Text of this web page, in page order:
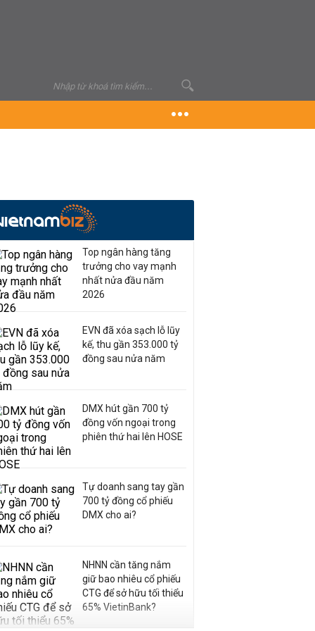
Top ngân hàng tăng
trưởng cho vay mạnh
nhất nửa đầu năm
2026
EVN đã xóa sạch lỗ lũy
kế, thu gần 353.000 tỷ
đồng sau nửa năm
DMX hút gần 700 tỷ
đồng vốn ngoại trong
phiên thứ hai lên HOSE
Tự doanh sang tay gần
700 tỷ đồng cổ phiếu
DMX cho ai?
NHNN cần tăng nắm
giữ bao nhiêu cổ phiếu
CTG để sở hữu tối thiểu
65% VietinBank?